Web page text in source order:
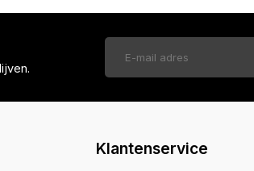
Klantenservice